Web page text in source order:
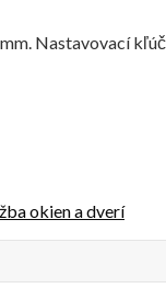
Nastavovací
okien a dverí